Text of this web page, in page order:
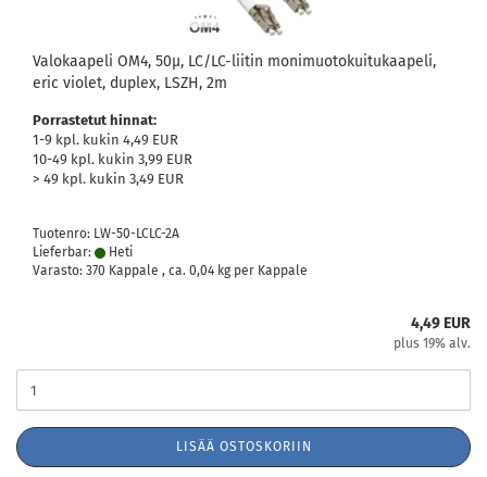
Valokaapeli OM4, 50µ, LC/LC-liitin monimuotokuitukaapeli,
eric violet, duplex, LSZH, 2m
Porrastetut hinnat:
1-9 kpl. kukin 4,49 EUR
10-49 kpl. kukin 3,99 EUR
> 49 kpl. kukin 3,49 EUR
Tuotenro: LW-50-LCLC-2A
Lieferbar:
Heti
Varasto: 370 Kappale , ca. 0,04 kg per Kappale
4,49 EUR
plus 19% alv.
LISÄÄ OSTOSKORIIN